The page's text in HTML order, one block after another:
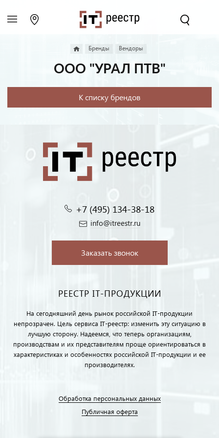
Бренды Вендоры
ООО "УРАЛ ПТВ"
К списку брендов
+7 (495) 134-38-18‬
info@itreestr.ru
Заказать звонок
РЕЕСТР IT-ПРОДУКЦИИ
На сегодняшний день рынок российской IT-продукции
непрозрачен. Цель сервиса IT-реестр: изменить эту ситуацию в
лучшую сторону. Надеемся, что теперь организациям,
производствам и их представителям проще ориентироваться в
характеристиках и особенностях российской IT-продукции и ее
производителях.
Обработка персональных данных
Публичная оферта